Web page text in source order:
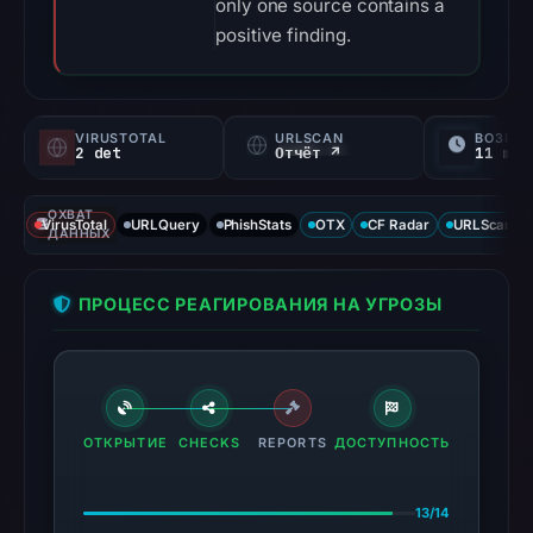
only one source contains a
positive finding.
VIRUSTOTAL
2 det
URLSCAN
Отчёт ↗ 11 mo
ОХВАТ
ДАННЫХ
VirusTotal URLQuery PhishStats OTX CF Radar URLScan
ПРОЦЕСС РЕАГИРОВАНИЯ НА УГРОЗЫ
ОТКРЫТИЕ CHECKS REPORTS ДОСТУПНОСТЬ
13/14